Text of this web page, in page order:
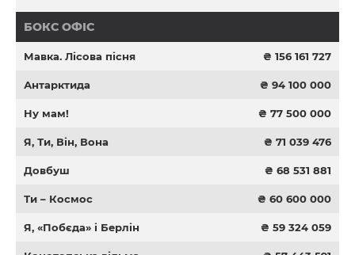
БОКС ОФІС
Мавка. Лісова пісня ₴ 156 161 727
Антарктида ₴ 94 100 000
Ну мам! ₴ 77 500 000
Я, Ти, Він, Вона ₴ 71 039 476
Довбуш ₴ 68 531 881
Ти – Космос ₴ 60 600 000
Я, «Побєда» і Берлін ₴ 59 324 059